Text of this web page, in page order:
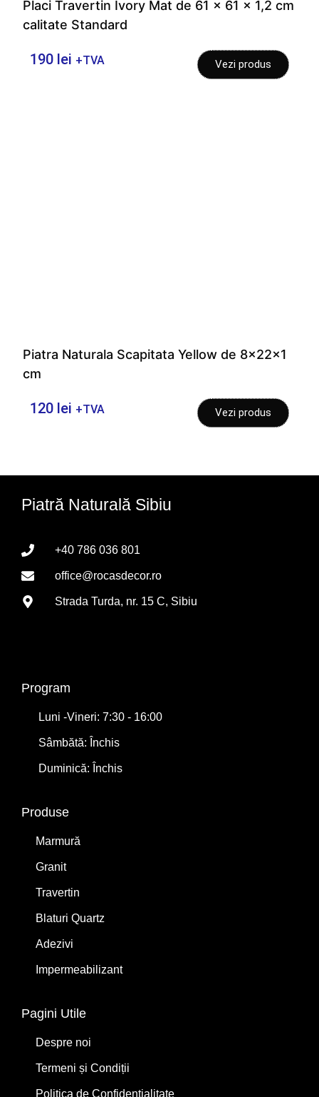
Placi Travertin Ivory Mat de 61 x 61 x 1,2 cm
calitate Standard
190 lei +TVA Vezi produs
Piatra Naturala Scapitata Yellow de 8x22x1
cm
120 lei +TVA Vezi produs
Piatră Naturală Sibiu
+40 786 036 801
office@rocasdecor.ro
Strada Turda, nr. 15 C, Sibiu
Program
Luni -Vineri: 7:30 - 16:00
Sâmbătă: Închis
Duminică: Închis
Produse
Marmură
Granit
Travertin
Blaturi Quartz
Adezivi
Impermeabilizant
Pagini Utile
Despre noi
Termeni și Condiții
Politica de Confidențialitate